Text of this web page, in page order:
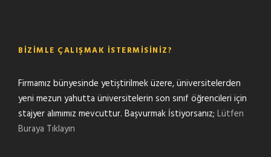
BIZIMLE ÇALIŞMAK İSTERMISINIZ?
Firmamız bünyesinde yetiştirilmek üzere, üniversitelerden
yeni mezun yahutta üniversitelerin son sınıf öğrencileri için
stajyer alımımız mevcuttur. Başvurmak İstiyorsanız; Lütfen
Buraya Tıklayın